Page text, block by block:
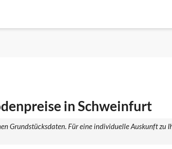
in Schweinfurt
Grundstücksdaten. Für eine individuelle Auskunft zu